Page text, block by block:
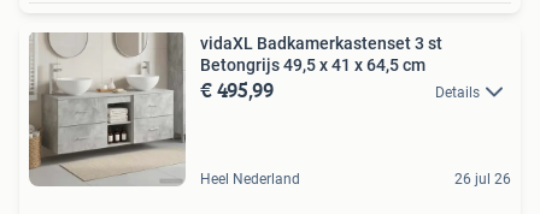
vidaXL Badkamerkastenset 3 st
Betongrijs 49,5 x 41 x 64,5 cm
€ 495,99 Details
Heel Nederland 26 jul 26